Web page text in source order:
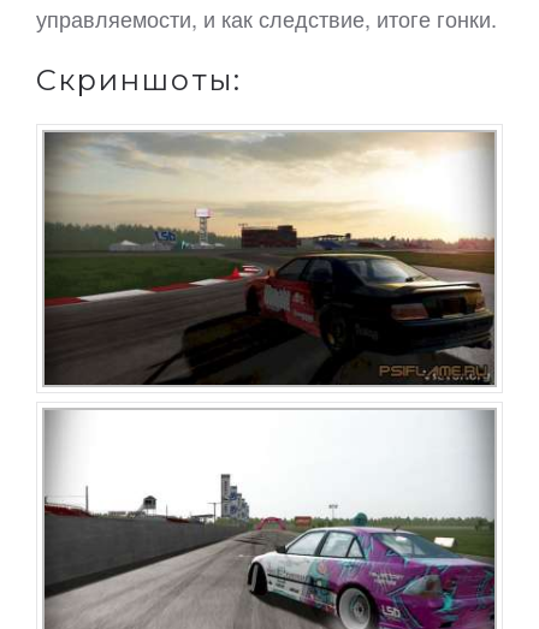
управляемости, и как следствие, итоге гонки.
Скриншоты: